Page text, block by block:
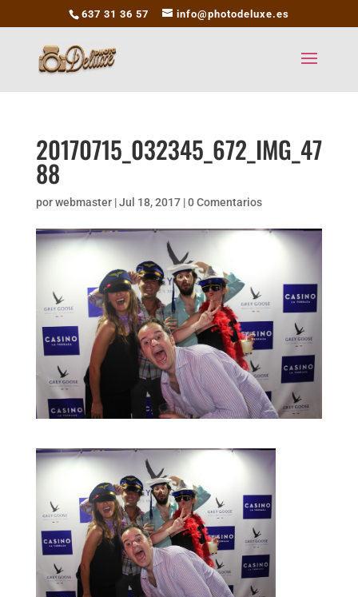
637 31 36 57 info@photodeluxe.es
20170715_032345_672_IMG_47
88
porwebmaster|Jul 18, 2017|0 Comentarios